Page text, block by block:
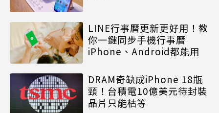
LINE行事曆更新更好用！教
你一鍵同步手機行事曆
iPhone、Android都能用
DRAM奇缺成iPhone 18瓶
頸！台積電10億美元待封裝
晶片只能枯等